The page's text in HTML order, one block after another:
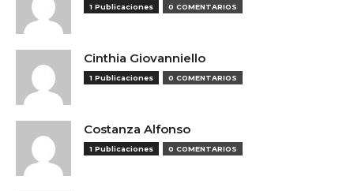
1 Publicaciones 0 COMENTARIOS
Cinthia Giovanniello
1 Publicaciones 0 COMENTARIOS
Costanza Alfonso
1 Publicaciones 0 COMENTARIOS